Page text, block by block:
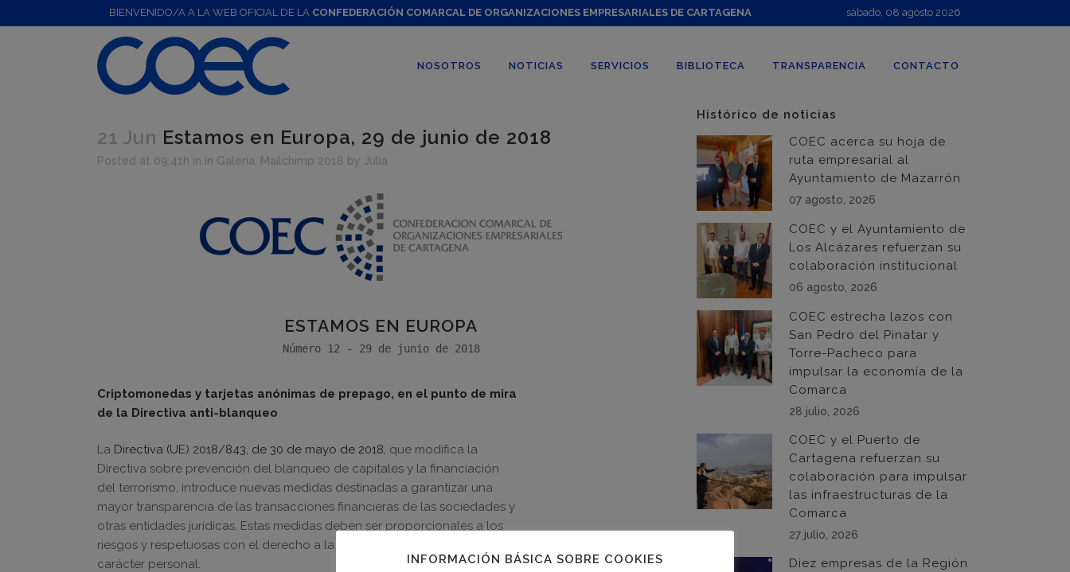
BIENVENIDO/A A LA WEB OFICIAL DE LA CONFEDERACIÓN COMARCAL DE ORGANIZACIONES EMPRESARIALES DE CARTAGENA sábado, 08 agosto 2026
NOSOTROS NOTICIAS SERVICIOS BIBLIOTECA TRANSPARENCIA CONTACTO
21 Jun Estamos en Europa, 29 de junio de 2018
Posted at 09:41h in in Galería Mailchimp 2018 by Julia
ESTAMOS EN EUROPA
Número 12 - 29 de junio de 2018
Criptomonedas y tarjetas anónimas de prepago, en el punto de mira
de la Directiva anti-blanqueo
La Directiva (UE) 2018/843, de 30 de mayo de 2018, que modifica la
Directiva sobre prevención del blanqueo de capitales y la financiación
del terrorismo, introduce nuevas medidas destinadas a garantizar una
mayor transparencia de las transacciones financieras de las sociedades y
otras entidades jurídicas. Estas medidas deben ser proporcionales a los
riesgos y respetuosas con el derecho a la protección de datos de
carácter personal.
Histórico de noticias
COEC acerca su hoja de
ruta empresarial al
Ayuntamiento de Mazarrón
07 agosto, 2026
COEC y el Ayuntamiento de
Los Alcázares refuerzan su
colaboración institucional
06 agosto, 2026
COEC estrecha lazos con
San Pedro del Pinatar y
Torre-Pacheco para
impulsar la economía de la
Comarca
28 julio, 2026
COEC y el Puerto de
Cartagena refuerzan su
colaboración para impulsar
las infraestructuras de la
Comarca
27 julio, 2026
Diez empresas de la Región
INFORMACIÓN BÁSICA SOBRE COOKIES